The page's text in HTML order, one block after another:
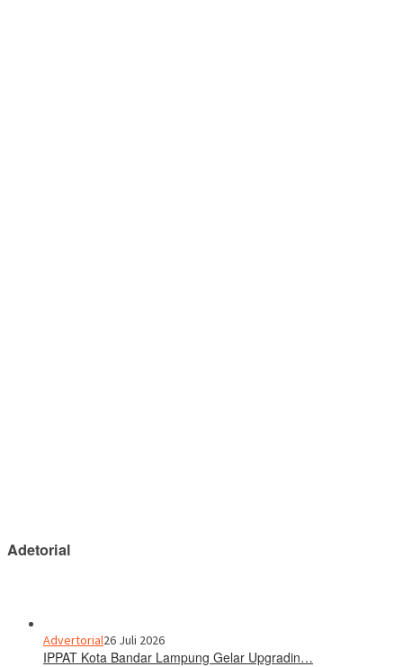
Adetorial
Advertorial26 Juli 2026
IPPAT Kota Bandar Lampung Gelar Upgradin…